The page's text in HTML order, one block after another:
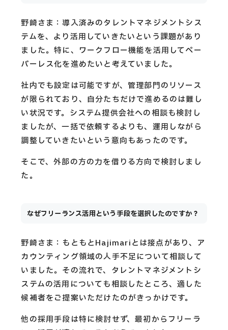
野崎さま：導入済みのタレントマネジメントシス
テムを、より活用していきたいという課題があり
ました。特に、ワークフロー機能を活用してペー
パーレス化を進めたいと考えていました。
社内でも設定は可能ですが、管理部門のリソース
が限られており、自分たちだけで進めるのは難し
い状況です。システム提供会社への相談も検討し
ましたが、一括で依頼するよりも、運用しながら
調整していきたいという意向もあったのです。
そこで、外部の方の力を借りる方向で検討しまし
た。
なぜフリーランス活用という手段を選択したのですか？
野崎さま：もともとHajimariとは接点があり、ア
カウンティング領域の人手不足について相談して
いました。その流れで、タレントマネジメントシ
ステムの活用についても相談したところ、適した
候補者をご提案いただけたのがきっかけです。
他の採用手段は特に検討せず、最初からフリーラ